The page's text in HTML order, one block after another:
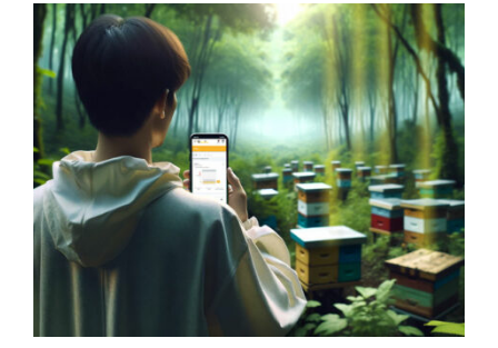
FAQ BEE2BEEP
Contatto
IT
View
Larger
Image